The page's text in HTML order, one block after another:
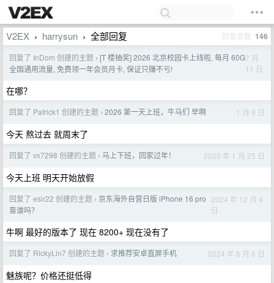
V2EX › harrysun › 全部回复 回复总数 146
回复了 InDom 创建的主题 › [T 楼抽奖] 2026 北京校园卡上线啦, 每月 60G
全国通用流量, 免费领一年会员月卡, 保证只赚不亏!
7 月
11 日
在哪？
回复了 Patrick1 创建的主题 › 2026 第一天上班，牛马们 早啊 1 月 9 日
今天 熬过去 就周末了
回复了 vx7298 创建的主题 › 马上下班，回家过年！ 2025 年 1 月 25 日
今天上班 明天开始放假
回复了 esir22 创建的主题 › 京东海外自营日版 iPhone 16 pro
靠谱吗？
2024 年 12 月 4
日
牛啊 最好的版本了 现在 8200+ 现在没有了
回复了 RickyLin7 创建的主题 › 求推荐安卓直屏手机 2024 年 6 月 6 日
魅族呢？价格还挺低得